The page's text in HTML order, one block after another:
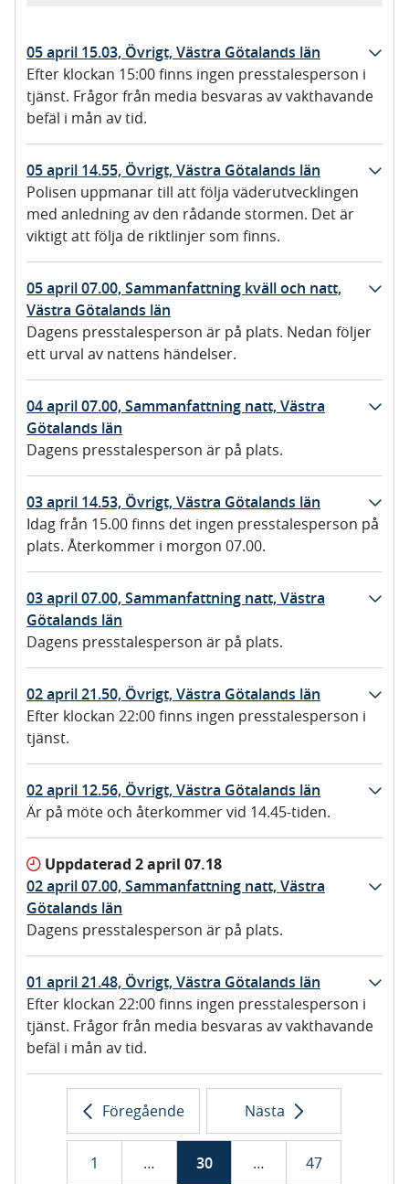
05 april 15.03, Övrigt, Västra Götalands län
Efter klockan 15:00 finns ingen presstalesperson i
tjänst. Frågor från media besvaras av vakthavande
befäl i mån av tid.
05 april 14.55, Övrigt, Västra Götalands län
Polisen uppmanar till att följa väderutvecklingen
med anledning av den rådande stormen. Det är
viktigt att följa de riktlinjer som finns.
05 april 07.00, Sammanfattning kväll och natt,
Västra Götalands län
Dagens presstalesperson är på plats. Nedan följer
ett urval av nattens händelser.
04 april 07.00, Sammanfattning natt, Västra
Götalands län
Dagens presstalesperson är på plats.
03 april 14.53, Övrigt, Västra Götalands län
Idag från 15.00 finns det ingen presstalesperson på
plats. Återkommer i morgon 07.00.
03 april 07.00, Sammanfattning natt, Västra
Götalands län
Dagens presstalesperson är på plats.
02 april 21.50, Övrigt, Västra Götalands län
Efter klockan 22:00 finns ingen presstalesperson i
tjänst.
02 april 12.56, Övrigt, Västra Götalands län
Är på möte och återkommer vid 14.45-tiden.
Uppdaterad 2 april 07.18
02 april 07.00, Sammanfattning natt, Västra
Götalands län
Dagens presstalesperson är på plats.
01 april 21.48, Övrigt, Västra Götalands län
Efter klockan 22:00 finns ingen presstalesperson i
tjänst. Frågor från media besvaras av vakthavande
befäl i mån av tid.
Föregående
s
1i
…
s
30
i
…
s
47
i
Nästa